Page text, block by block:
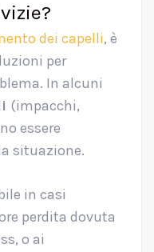
dei capelli, è
per
In alcuni
(impacchi,
essere
situazione.
in casi
perdita dovuta
o ai